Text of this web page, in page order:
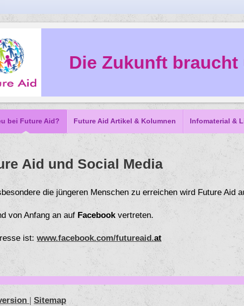
Die Zukunft braucht
bei Future Aid? Future Aid Artikel & Kolumnen Infomaterial &
Aid und Social Media
die jüngeren Menschen zu erreichen wird Future Aid
von Anfang an auf Facebookvertreten.
ist: www.facebook.com/futureaid.at
| Sitemap